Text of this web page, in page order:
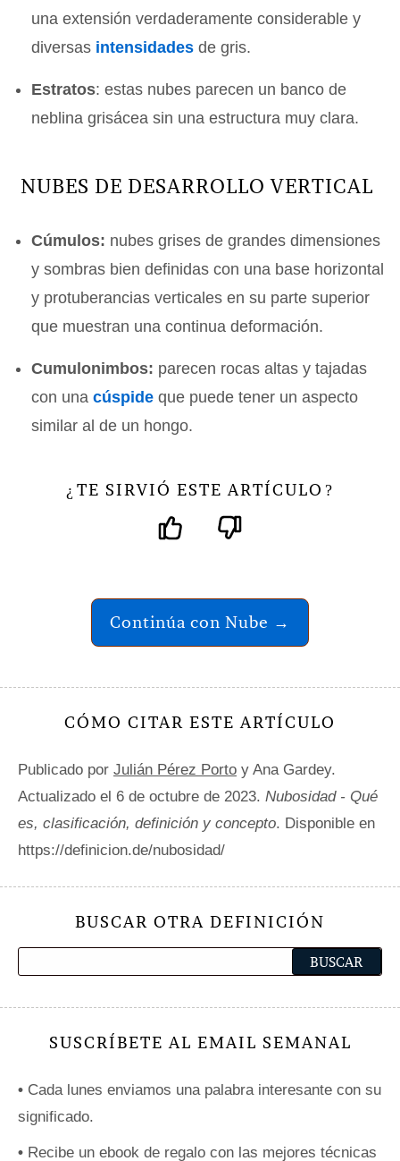
una extensión verdaderamente considerable y
diversas intensidades de gris.
Estratos: estas nubes parecen un banco de
neblina grisácea sin una estructura muy clara.
NUBES DE DESARROLLO VERTICAL
Cúmulos: nubes grises de grandes dimensiones
y sombras bien definidas con una base horizontal
y protuberancias verticales en su parte superior
que muestran una continua deformación.
Cumulonimbos: parecen rocas altas y tajadas
con unacúspide que puede tener un aspecto
similar al de un hongo.
¿ TE SIRVIÓ ESTE ARTÍCULO ?
Continúa con Nube →
CÓMO CITAR ESTE ARTÍCULO
Publicado por Julián Pérez Porto y Ana Gardey.
Actualizado el 6 de octubre de 2023. Nubosidad - Qué
es, clasificación, definición y concepto. Disponible en
https://definicion.de/nubosidad/
BUSCAR OTRA DEFINICIÓN
SUSCRÍBETE AL EMAIL SEMANAL
• Cada lunes enviamos una palabra interesante con su
significado.
• Recibe un ebook de regalo con las mejores técnicas